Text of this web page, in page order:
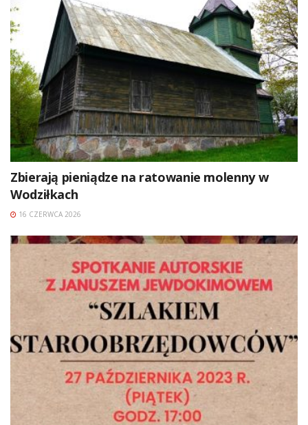
Zbierają pieniądze na ratowanie molenny w
Wodziłkach
16 CZERWCA 2026